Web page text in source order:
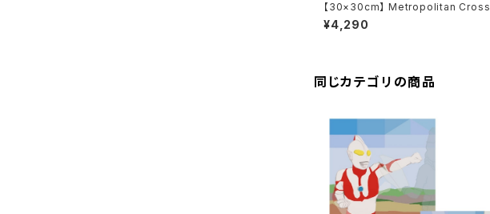
【30×30cm】 Metropolitan
メトロポリタンクロスボトル MCB341 /
¥4,290
同じカテゴリの商品